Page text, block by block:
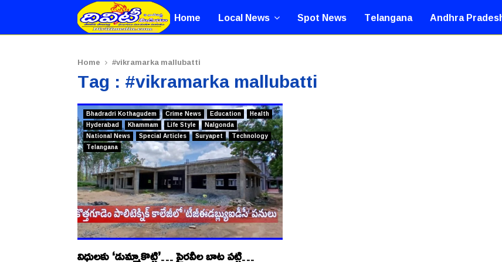
Home Local News Spot News Telangana Andhra
Home #vikramarka mallubatti
Tag : #vikramarka mallubatti
Bhadradri Kothagudem Crime News Education
Health
Hyderabad
Khammam Life Style
Nalgonda
National News
Special Articles Suryapet
Technology
Telangana
విధులకు ‘డుమ్మాకొట్టి’… పైరవీల బాట పట్టి…